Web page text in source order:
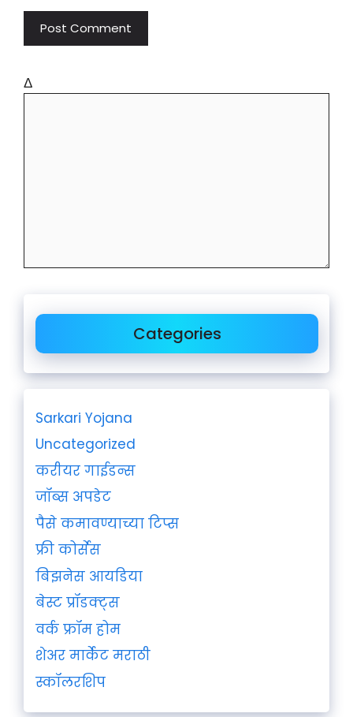
Δ
Categories
Sarkari Yojana
Uncategorized
करीयर गाईडन्स
जॉब्स अपडेट
पैसे कमावण्याच्या टिप्स
फ्री कोर्सेस
बिझनेस आयडिया
बेस्ट प्रॉडक्ट्स
वर्क फ्रॉम होम
शेअर मार्केट मराठी
स्कॉलरशिप